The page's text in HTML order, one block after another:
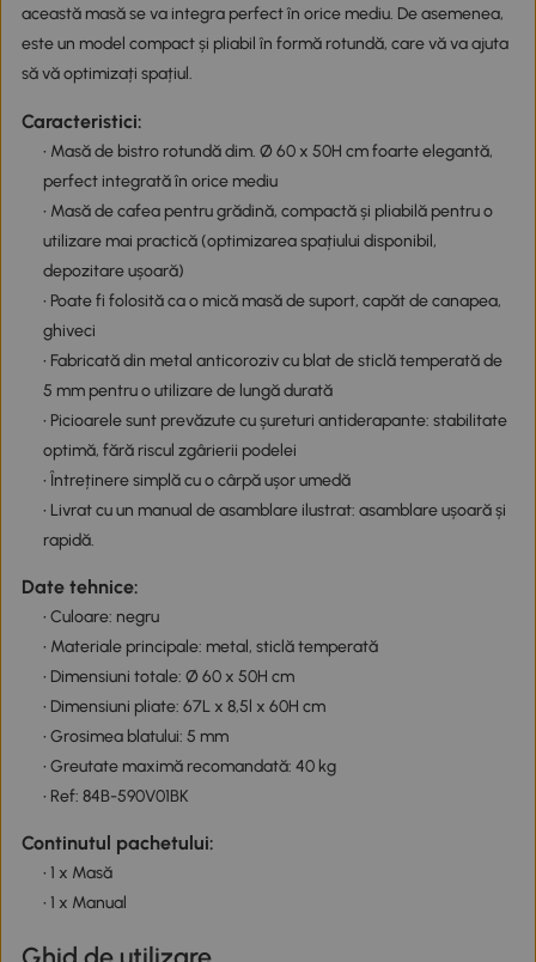
această masă se va integra perfect în orice mediu. De asemenea,
este un model compact și pliabil în formă rotundă, care vă va ajuta
să vă optimizați spațiul.
Caracteristici:
• Masă de bistro rotundă dim. Ø 60 x 50H cm foarte elegantă,
perfect integrată în orice mediu
• Masă de cafea pentru grădină, compactă și pliabilă pentru o
utilizare mai practică (optimizarea spațiului disponibil,
depozitare ușoară)
• Poate fi folosită ca o mică masă de suport, capăt de canapea,
ghiveci
• Fabricată din metal anticoroziv cu blat de sticlă temperată de
5 mm pentru o utilizare de lungă durată
• Picioarele sunt prevăzute cu șureturi antiderapante: stabilitate
optimă, fără riscul zgârierii podelei
• Întreținere simplă cu o cârpă ușor umedă
• Livrat cu un manual de asamblare ilustrat: asamblare ușoară și
rapidă.
Date tehnice:
• Culoare: negru
• Materiale principale: metal, sticlă temperată
• Dimensiuni totale: Ø 60 x 50H cm
• Dimensiuni pliate: 67L x 8,5l x 60H cm
• Grosimea blatului: 5 mm
• Greutate maximă recomandată: 40 kg
• Ref: 84B-590V01BK
Continutul pachetului:
• 1 x Masă
• 1 x Manual